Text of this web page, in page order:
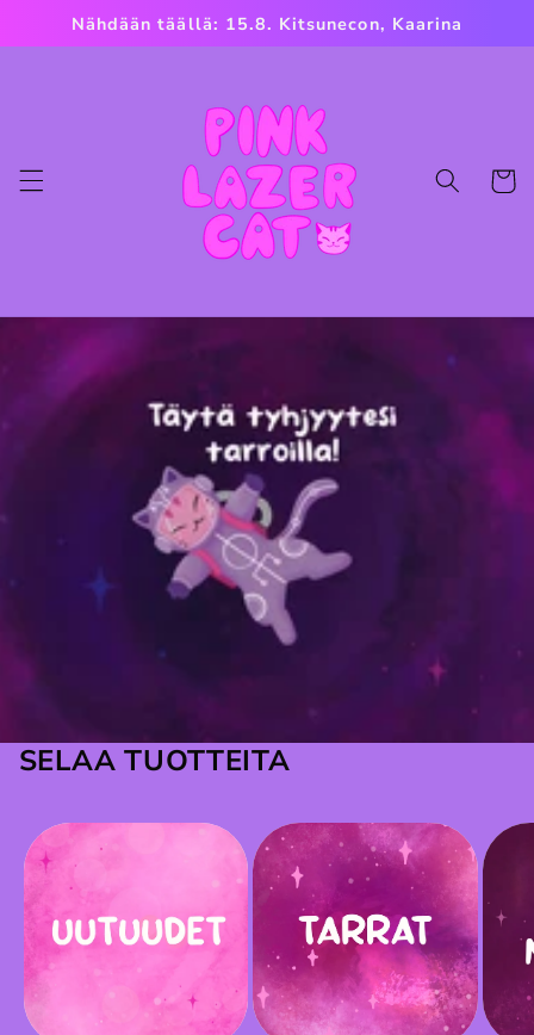
siirry
sisältöön
Nähdään täällä: 15.8. Kitsunecon, Kaarina
SELAA TUOTTEITA